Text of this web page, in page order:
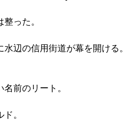
整った。
水辺の信用街道が幕を開ける。
名前のリート。
ド。